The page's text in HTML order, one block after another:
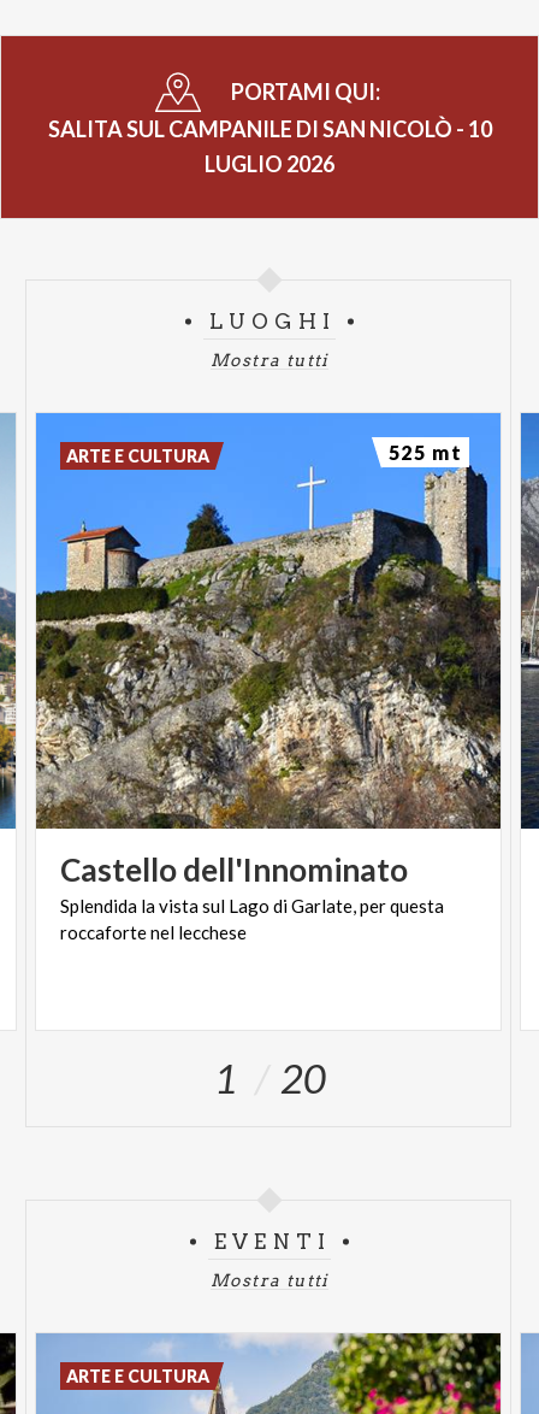
PORTAMI QUI:
SALITA SUL CAMPANILE DI SAN NICOLÒ - 10
LUGLIO 2026
LUOGHI
Mostra tutti
Castellodell'Innominato
Splendida lavistasul Lago diGarlate,perquesta
roccafortenel lecchese
ARTE E CULTURA 525 mt
1 20
EVENTI
Mostra tutti
ARTE E CULTURA